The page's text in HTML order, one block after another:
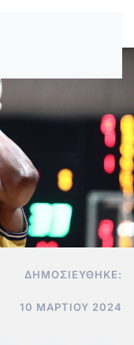
ΔΗΜΟΣΙΕΎΘΗΚΕ:
10 ΜΑΡΤΊΟΥ 2024